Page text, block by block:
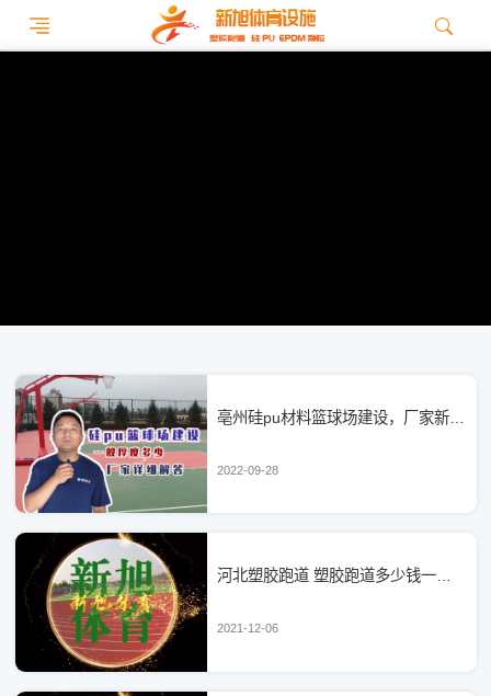
亳州硅pu材料篮球场建设，厂家新旭体育简述，硅pu厚度一般多少
2022-09-28
河北塑胶跑道 塑胶跑道多少钱一平方？
2021-12-06